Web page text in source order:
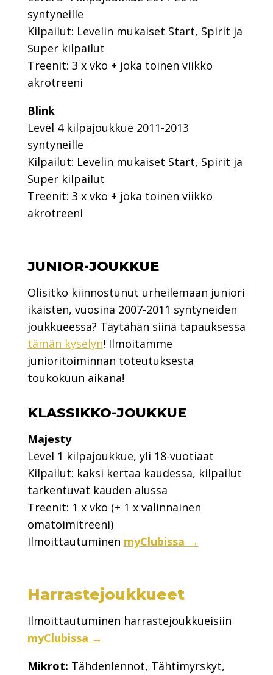
syntyneille
Kilpailut: Levelin mukaiset Start, Spirit ja
Super kilpailut
Treenit: 3 x vko + joka toinen viikko
akrotreeni
Blink
Level 4 kilpajoukkue 2011-2013
syntyneille
Kilpailut: Levelin mukaiset Start, Spirit ja
Super kilpailut
Treenit: 3 x vko + joka toinen viikko
akrotreeni
JUNIOR-JOUKKUE
Olisitko kiinnostunut urheilemaan juniori
ikäisten, vuosina 2007-2011 syntyneiden
joukkueessa? Täytähän siinä tapauksessa
tämän kyselyn! Ilmoitamme
junioritoiminnan toteutuksesta
toukokuun aikana!
KLASSIKKO-JOUKKUE
Majesty
Level 1 kilpajoukkue, yli 18-vuotiaat
Kilpailut: kaksi kertaa kaudessa, kilpailut
tarkentuvat kauden alussa
Treenit: 1 x vko (+ 1 x valinnainen
omatoimitreeni)
Ilmoittautuminen myClubissa →
Harrastejoukkueet
Ilmoittautuminen harrastejoukkueisiin
myClubissa →
Mikrot: Tähdenlennot, Tähtimyrskyt,